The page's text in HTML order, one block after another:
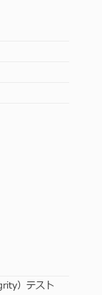
）テスト